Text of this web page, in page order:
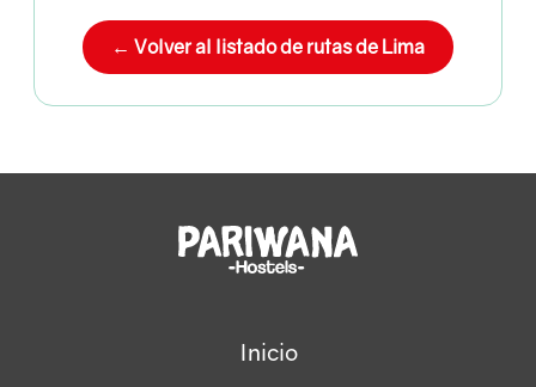
← Volver al listado de rutas de Lima
Inicio